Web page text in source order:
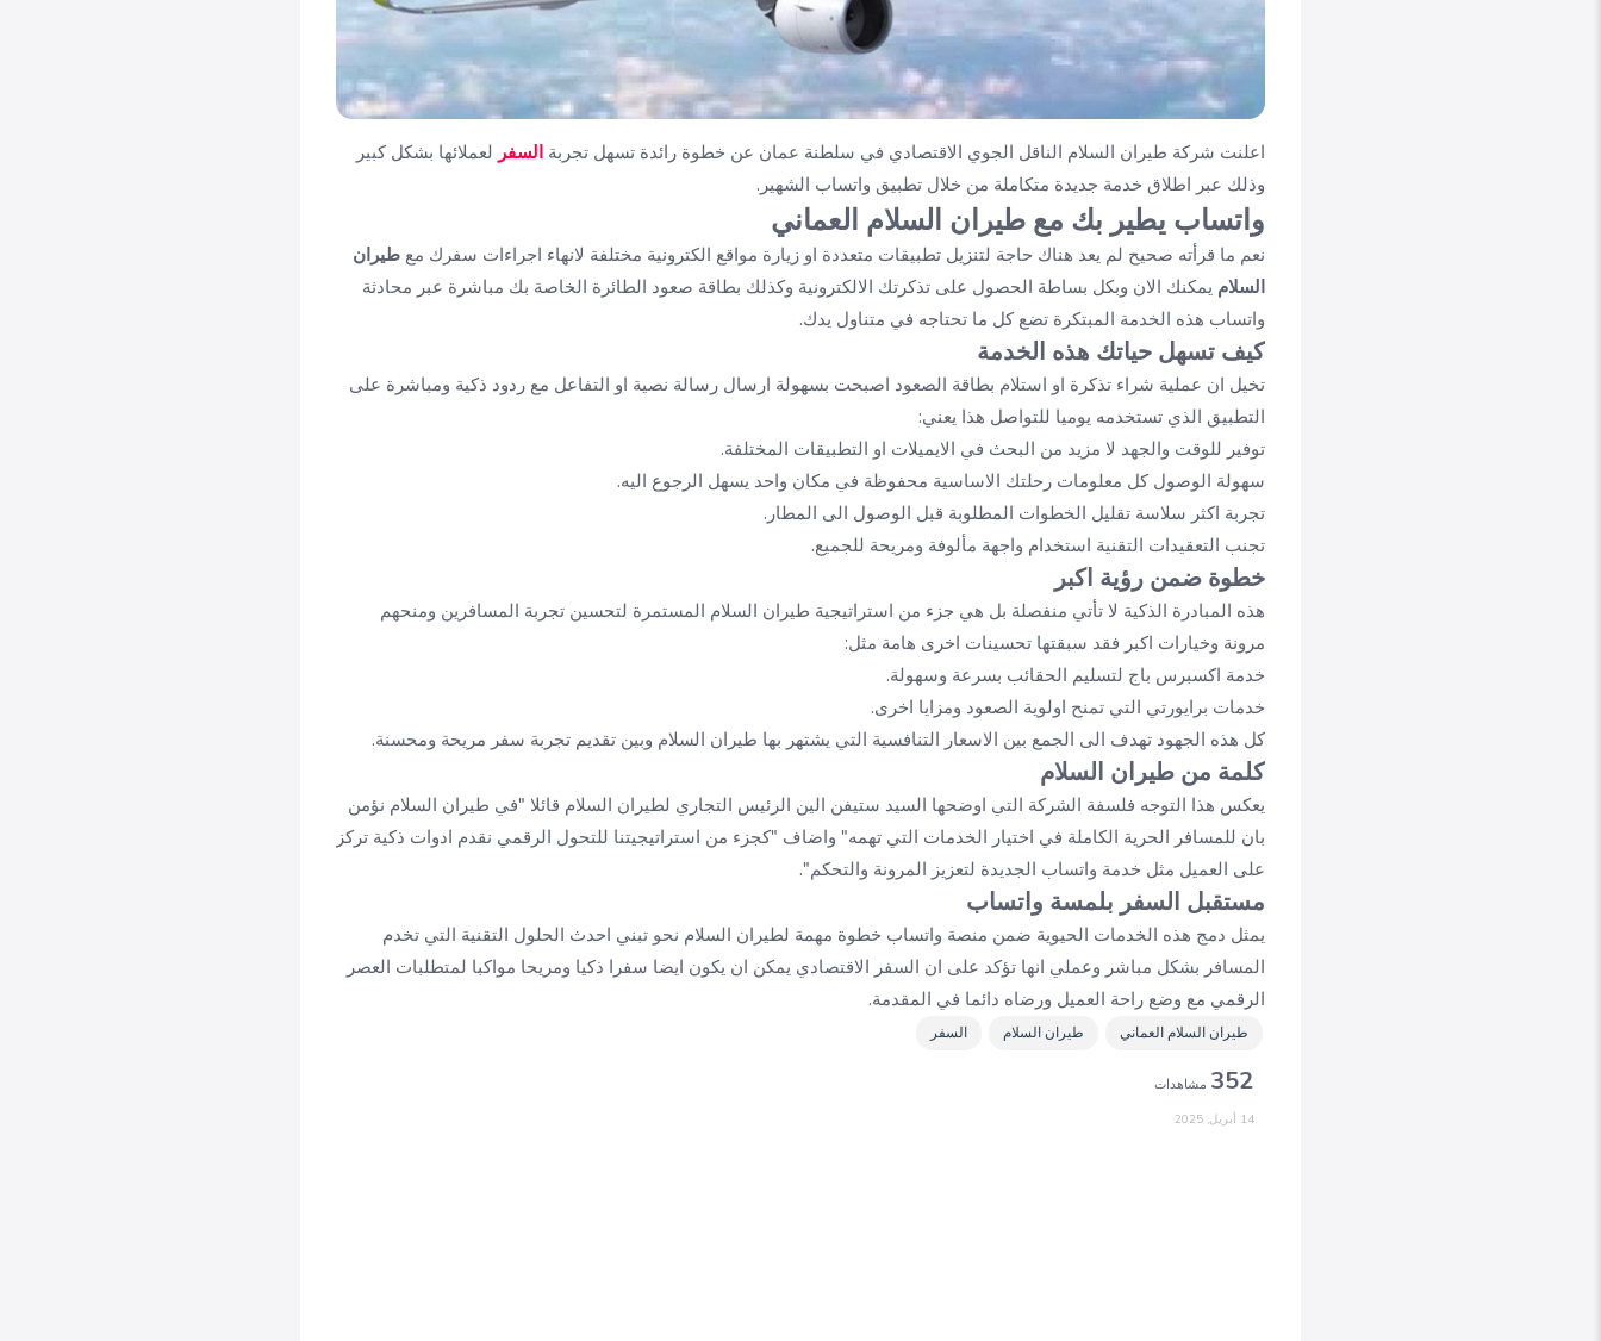
اعلنت شركة طيران السلام الناقل الجوي الاقتصادي في سلطنة عمان عن خطوة رائدة تسهل تجربة السفر لعملائها بشكل كبير
وذلك عبر اطلاق خدمة جديدة متكاملة من خلال تطبيق واتساب الشهير.
واتساب يطير بك مع طيران السلام العماني
نعم ما قرأته صحيح لم يعد هناك حاجة لتنزيل تطبيقات متعددة او زيارة مواقع الكترونية مختلفة لانهاء اجراءات سفرك مع طيران
السلام يمكنك الان وبكل بساطة الحصول على تذكرتك الالكترونية وكذلك بطاقة صعود الطائرة الخاصة بك مباشرة عبر محادثة
واتساب هذه الخدمة المبتكرة تضع كل ما تحتاجه في متناول يدك.
كيف تسهل حياتك هذه الخدمة
تخيل ان عملية شراء تذكرة او استلام بطاقة الصعود اصبحت بسهولة ارسال رسالة نصية او التفاعل مع ردود ذكية ومباشرة على
التطبيق الذي تستخدمه يوميا للتواصل هذا يعني:
توفير للوقت والجهد لا مزيد من البحث في الايميلات او التطبيقات المختلفة.
سهولة الوصول كل معلومات رحلتك الاساسية محفوظة في مكان واحد يسهل الرجوع اليه.
تجربة اكثر سلاسة تقليل الخطوات المطلوبة قبل الوصول الى المطار.
تجنب التعقيدات التقنية استخدام واجهة مألوفة ومريحة للجميع.
خطوة ضمن رؤية اكبر
هذه المبادرة الذكية لا تأتي منفصلة بل هي جزء من استراتيجية طيران السلام المستمرة لتحسين تجربة المسافرين ومنحهم
مرونة وخيارات اكبر فقد سبقتها تحسينات اخرى هامة مثل:
خدمة اكسبرس باج لتسليم الحقائب بسرعة وسهولة.
خدمات برايورتي التي تمنح اولوية الصعود ومزايا اخرى.
كل هذه الجهود تهدف الى الجمع بين الاسعار التنافسية التي يشتهر بها طيران السلام وبين تقديم تجربة سفر مريحة ومحسنة.
كلمة من طيران السلام
يعكس هذا التوجه فلسفة الشركة التي اوضحها السيد ستيفن الين الرئيس التجاري لطيران السلام قائلا "في طيران السلام نؤمن
بان للمسافر الحرية الكاملة في اختيار الخدمات التي تهمه" واضاف "كجزء من استراتيجيتنا للتحول الرقمي نقدم ادوات ذكية تركز
على العميل مثل خدمة واتساب الجديدة لتعزيز المرونة والتحكم".
مستقبل السفر بلمسة واتساب
يمثل دمج هذه الخدمات الحيوية ضمن منصة واتساب خطوة مهمة لطيران السلام نحو تبني احدث الحلول التقنية التي تخدم
المسافر بشكل مباشر وعملي انها تؤكد على ان السفر الاقتصادي يمكن ان يكون ايضا سفرا ذكيا ومريحا مواكبا لمتطلبات العصر
الرقمي مع وضع راحة العميل ورضاه دائما في المقدمة.
طيران السلام العماني طيران السلام السفر
352 مشاهدات
14 أبريل, 2025